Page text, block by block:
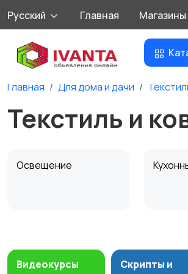
Русский Главная Магазины
Главная Для дома и дачи
Текстиль и
Освещение
сигнализации
Видеокурсы
Скрипты и